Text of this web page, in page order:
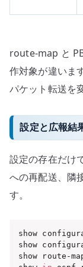
route-map と
作対象が違いま
パケット転送を
設定と広報結
設定の存在だけ
への再配送、隣
す。
show
show
show route-